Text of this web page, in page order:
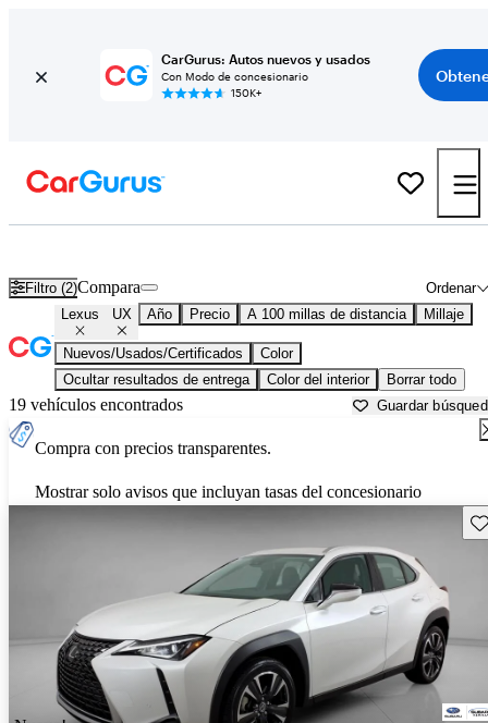
CarGurus: Autos nuevos y usados
Con Modo de concesionario
150K+
Filtro (2) Ordenar
Compara
Lexus UX Año Precio A 100 millas de distancia Millaje
Nuevos/Usados/Certificados
Color
Ocultar resultados de entrega
Color del interior Borrar todo
19 vehículos encontrados Guardar
Compra con precios transparentes.
Mostrar solo avisos que incluyan tasas del concesionario